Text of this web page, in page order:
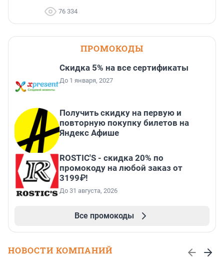
76 334
ПРОМОКОДЫ
Скидка 5% на все сертификаты
До 1 января, 2027
Получить скидку на первую и
повторную покупку билетов на
Яндекс Афише
ROSTIC'S - скидка 20% по
промокоду на любой заказ от
3199₽!
До 31 августа, 2026
Все промокоды
НОВОСТИ КОМПАНИЙ